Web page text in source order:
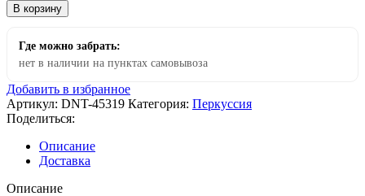
В корзину
Где можно забрать:
нет в наличии на пунктах самовывоза
Добавить в избранное
Артикул: DNT-45319 Категория: Перкуссия
Поделиться:
Описание
Доставка
Описание